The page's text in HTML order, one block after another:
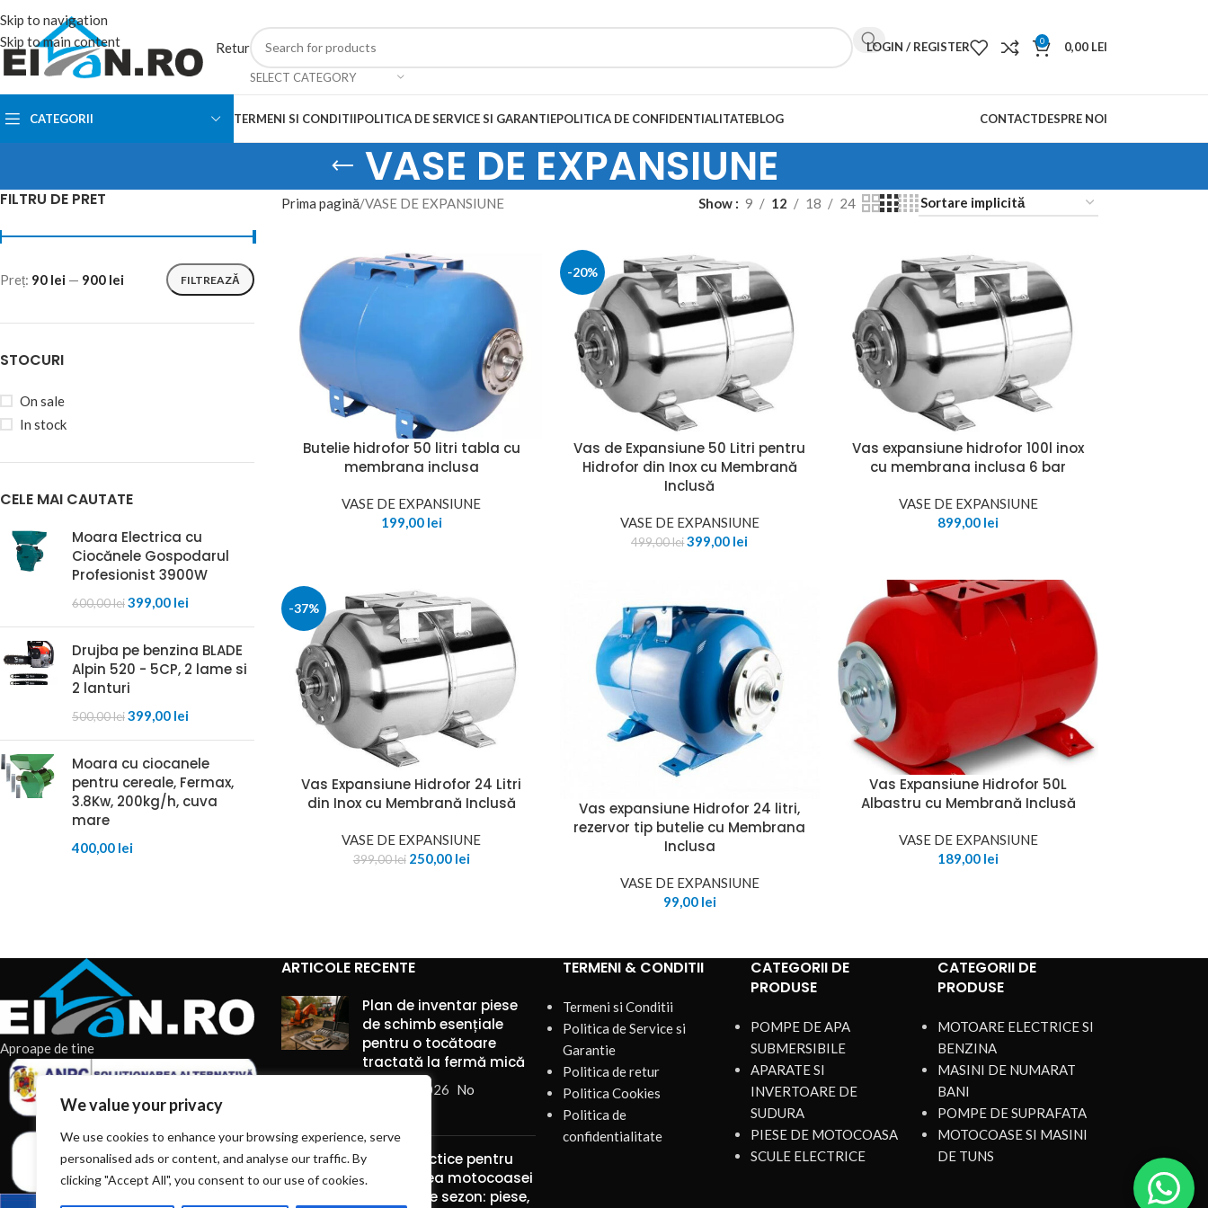
We value your privacy
We use cookies to enhance your browsing experience, serve
personalised ads or content, and analyse our traffic. By
clicking "Accept All", you consent to our use of cookies.
Skip to navigation
Skip to main content
Retur
SELECT CATEGORY
LOGIN / REGISTER 0 0,00 LEI
CATEGORII TERMENI SI CONDITIIPOLITICA DE SERVICE SI GARANTIEPOLITICA DE CONFIDENTIALITATEBLOG CONTACTDESPRE NOI
VASE DE EXPANSIUNE
FILTRU DE PRET
FILTREAZĂ
Preț: 90 lei — 900 lei
STOCURI
On sale
In stock
CELE MAI CAUTATE
Moara Electrica cu
Ciocănele Gospodarul
Profesionist 3900W
600,00lei399,00 lei
Drujba pe benzina BLADE
Alpin 520 - 5CP, 2 lame si
2 lanturi
500,00lei399,00 lei
Moara cu ciocanele
pentru cereale, Fermax,
3.8Kw, 200kg/h, cuva
mare
400,00 lei
Prima pagină VASE DE EXPANSIUNE Show 9 12 18 24
Butelie hidrofor 50 litri tabla cu
membrana inclusa
VASE DE EXPANSIUNE
199,00 lei
-20%
Vas de Expansiune 50 Litri pentru
Hidrofor din Inox cu Membrană
Inclusă
VASE DE EXPANSIUNE
499,00lei399,00 lei
Vas expansiune hidrofor 100l inox
cu membrana inclusa 6 bar
VASE DE EXPANSIUNE
899,00 lei
-37%
Vas Expansiune Hidrofor 24 Litri
din Inox cu Membrană Inclusă
VASE DE EXPANSIUNE
399,00lei 250,00 lei
Vas expansiune Hidrofor 24 litri,
rezervor tip butelie cu Membrana
Inclusa
VASE DE EXPANSIUNE
99,00 lei
Vas Expansiune Hidrofor 50L
Albastru cu Membrană Inclusă
VASE DE EXPANSIUNE
189,00 lei
Aproape de tine
ARTICOLE RECENTE
Plan de inventar piese
de schimb esențiale
pentru o tocătoare
tractată la fermă mică
7 august 2026 No
Truse practice pentru
întreținerea motocoasei
pe timp de sezon: piese,
TERMENI & CONDITII
Termeni si Conditii
Politica de Service si
Garantie
Politica de retur
Politica Cookies
Politica de
confidentialitate
CATEGORII DE
PRODUSE
POMPE DE APA
SUBMERSIBILE
APARATE SI
INVERTOARE DE
SUDURA
PIESE DE MOTOCOASA
SCULE ELECTRICE
CATEGORII DE
PRODUSE
MOTOARE ELECTRICE SI
BENZINA
MASINI DE NUMARAT
BANI
POMPE DE SUPRAFATA
MOTOCOASE SI MASINI
DE TUNS